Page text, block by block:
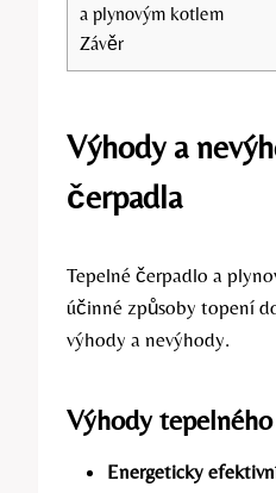
a plynovým kotlem
Závěr
Výhody a
čerpadla
Tepelné čerpadlo a
účinné způsoby topení
výhody a nevýhody.
Výhody
Energeticky